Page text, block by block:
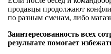
продавцы продолжают
по разным сменам, либо
Заинтересованность всех
результате помогает